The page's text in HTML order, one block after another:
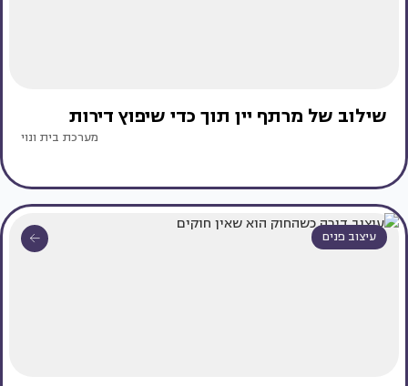
שילוב של מרתף יין תוך כדי שיפוץ דירות
מערכת בית ונוי
עיצוב פנים